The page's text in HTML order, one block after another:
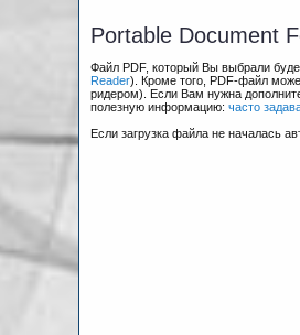
Portable Document
Файл PDF, который Вы выбрали
Reader). Кроме того, PDF-файл
ридером). Если Вам нужна
полезную информацию:часто
Если загрузка файла не началась